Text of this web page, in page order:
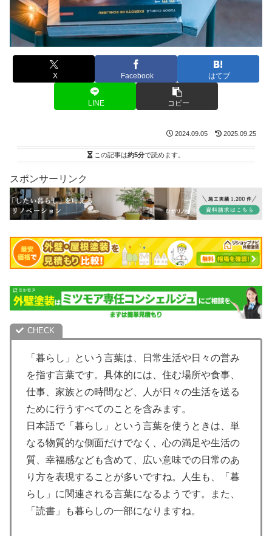
X Facebook はてブ
LINE コピー
2024.09.05 2025.09.25
この記事は約5分で読めます。
スポンサーリンク
「暮らし」という言葉は、日常生活や日々の営み
を指す言葉です。具体的には、住む場所や食事、
仕事、家族との時間など、人が日々の生活を送る
ために行うすべてのことを含みます。
日本語で「暮らし」という言葉を使うときは、単
なる物質的な側面だけでなく、心の満足や生活の
質、幸福感なども含めて、広い意味での日常のあ
り方を表現することが多いですね。人生も、「暮
らし」に関連される言葉になるようです。また、
「読書」も暮らしの一部になりますね。